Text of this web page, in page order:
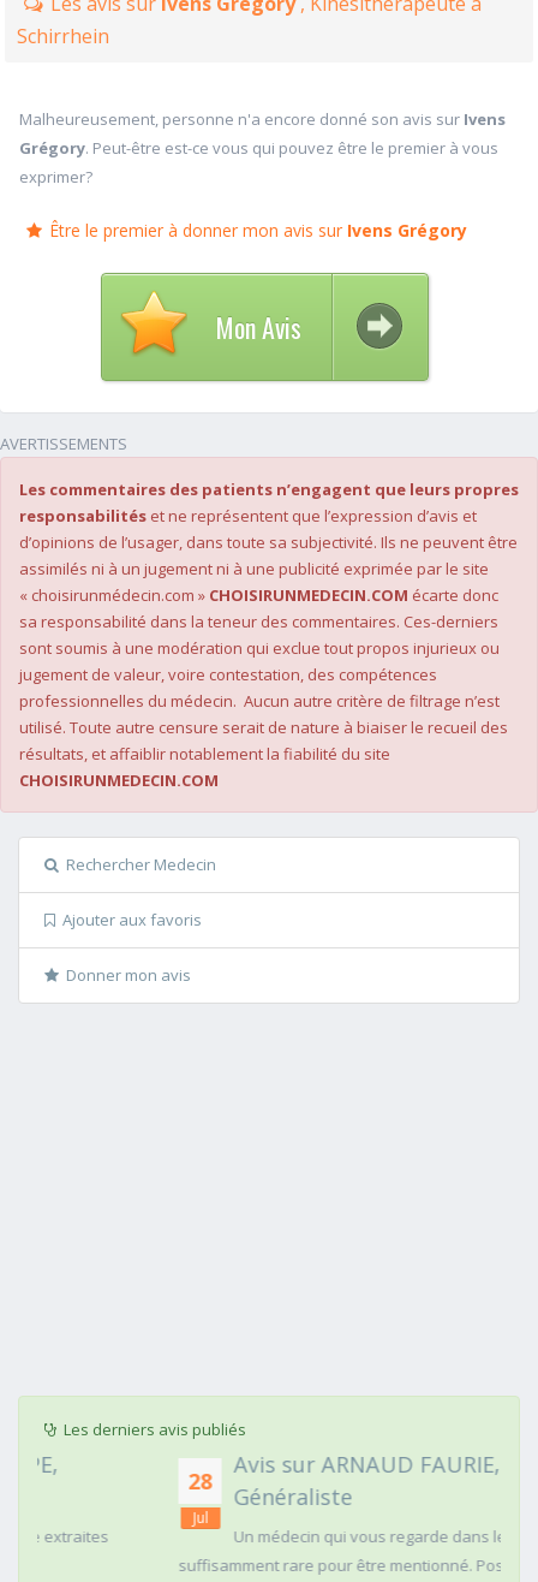
Schirrhein
Malheureusement, personne n'a encore donné son avis sur Ivens
Grégory. Peut-être est-ce vous qui pouvez être le premier à vous
exprimer?
Être le premier à donner mon avis sur Ivens Grégory
Mon Avis
AVERTISSEMENTS
Les commentaires des patients n’engagent que leurs propres
responsabilités et ne représentent que l’expression d’avis et
d’opinions de l’usager, dans toute sa subjectivité. Ils ne peuvent être
assimilés ni à un jugement ni à une publicité exprimée par le site
« choisirunmédecin.com » CHOISIRUNMEDECIN.COM écarte donc
sa responsabilité dans la teneur des commentaires. Ces-derniers
sont soumis à une modération qui exclue tout propos injurieux ou
jugement de valeur, voire contestation, des compétences
professionnelles du médecin. Aucun autre critère de filtrage n’est
utilisé. Toute autre censure serait de nature à biaiser le recueil des
résultats, et affaiblir notablement la fiabilité du site
CHOISIRUNMEDECIN.COM
Rechercher Medecin
Ajouter aux favoris
Donner mon avis
Les derniers avis publiés
Avis sur ARNAUD FAURIE, Médecin
Généraliste
Un médecin qui vous regarde dans les yeux c'est
suffisamment rare pour être mentionné. Posé,clair dans